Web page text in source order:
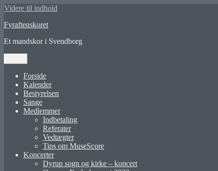
Videre til indhold
Fyraftenskoret
Et mandskor i Svendborg
Forside
Kalender
Bestyrelsen
Sange
Medlemmer
Indbetaling
Referater
Vedtægter
Tips om MuseScore
Koncerter
Dyrup sogn og kirke – koncert